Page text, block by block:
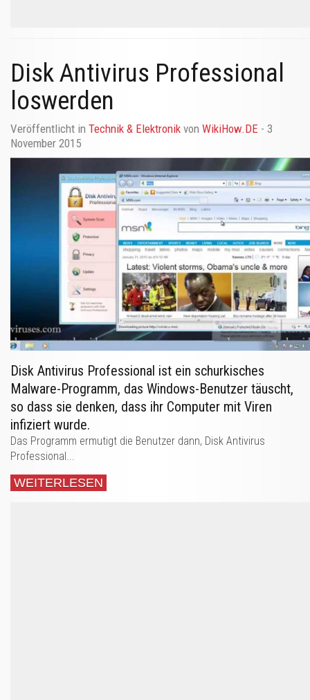
Disk Antivirus Professional
loswerden
Veröffentlicht in Technik & Elektronik von WikiHow.DE - 3
November 2015
Disk Antivirus Professional ist ein schurkisches
Malware-Programm, das Windows-Benutzer täuscht,
so dass sie denken, dass ihr Computer mit Viren
infiziert wurde.
Das Programm ermutigt die Benutzer dann, Disk Antivirus
Professional...
WEITERLESEN